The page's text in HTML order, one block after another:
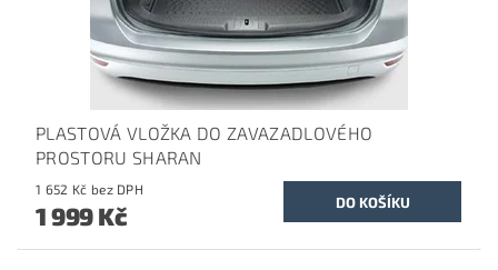
PLASTOVÁ VLOŽKA DO ZAVAZADLOVÉHO
PROSTORU SHARAN
1 652 Kč bez DPH
1 999 Kč